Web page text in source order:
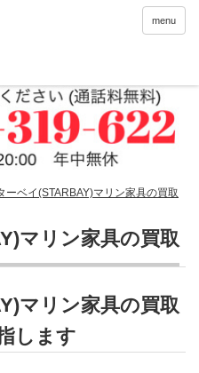
menu
ーベイ(STARBAY)マリン家具の買取
マリン家具の買取
マリン家具の買取
します